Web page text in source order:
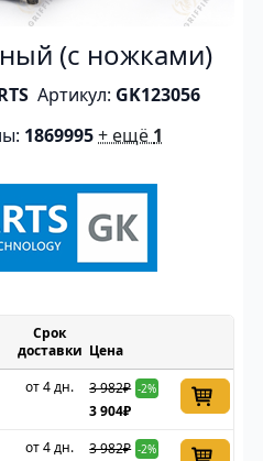
(с ножками)
Артикул: GK123056
1869995+ ещё 1
Срок
доставки Цена
от 4 дн. 3 982₽ -2%
3 904₽
от 4 дн. 3 982₽ -2%